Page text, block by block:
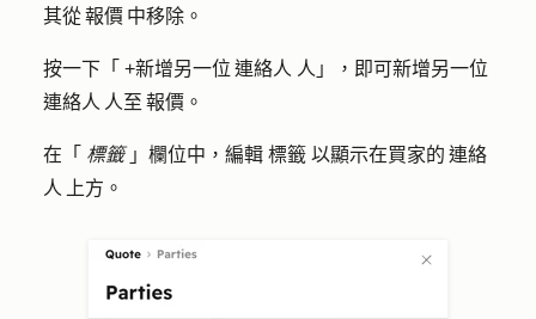
其從 報價 中移除。
按一下「 +新增另一位 連絡人 人」，即可新增另一位
連絡人 人至 報價。
在「 標籤」欄位中，編輯 標籤 以顯示在買家的 連絡
人 上方。